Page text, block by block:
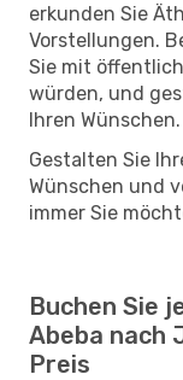
erkunden Sie
Vorstellungen.
Sie mit
würden, und
Ihren Wünschen.
Gestalten Sie
Wünschen und
immer Sie
Buchen Sie
Abeba nach
Preis